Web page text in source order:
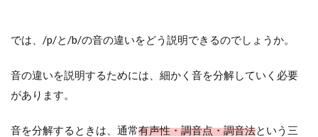
では、/p/と/b/の音の違いをどう説明できるのでしょうか。
音の違いを説明するためには、細かく音を分解していく必要
があります。
音を分解するときは、通常有声性・調音点・調音法という三